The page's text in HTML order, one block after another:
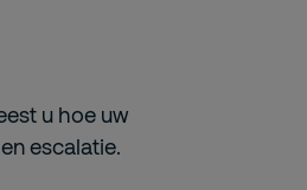
u hoe uw
escalatie.